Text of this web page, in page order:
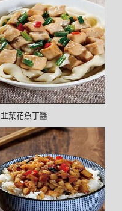
韭菜花魚丁醬